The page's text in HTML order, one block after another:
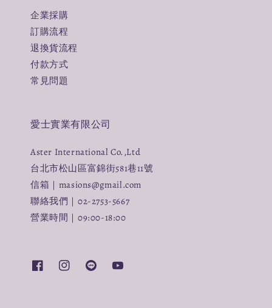
企業採購
訂購流程
退換貨流程
付款方式
常見問題
愛士實業有限公司
Aster International Co.,Ltd
台北市松山區富錦街581巷11號
信箱｜masions@gmail.com
聯絡我們｜02-2753-5667
營業時間｜09:00-18:00